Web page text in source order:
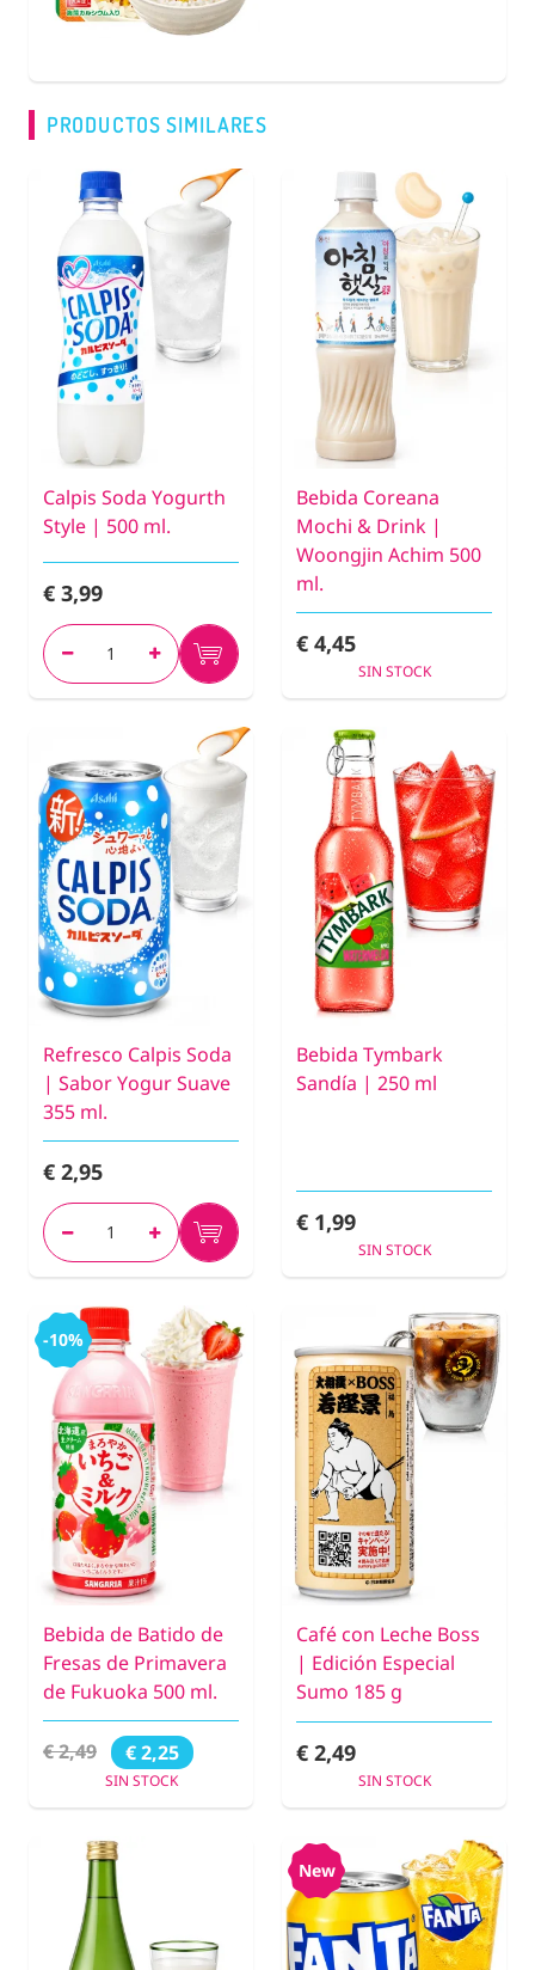
PRODUCTOS SIMILARES
Calpis Soda Yogurth
Style | 500 ml.
€ 3,99
Bebida Coreana
Mochi & Drink |
Woongjin Achim 500
ml.
€ 4,45
SIN STOCK
Refresco Calpis Soda
| Sabor Yogur Suave
355 ml.
€ 2,95
Bebida Tymbark
Sandía | 250 ml
€ 1,99
SIN STOCK
-10%
Bebida de Batido de
Fresas de Primavera
de Fukuoka 500 ml.
€ 2,49 € 2,25
SIN STOCK
Café con Leche Boss
| Edición Especial
Sumo 185 g
€ 2,49
SIN STOCK
New